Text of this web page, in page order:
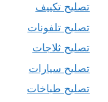
تصليح تكييف
تصليح تلفونات
تصليح ثلاجات
تصليح سيارات
تصليح طباخات